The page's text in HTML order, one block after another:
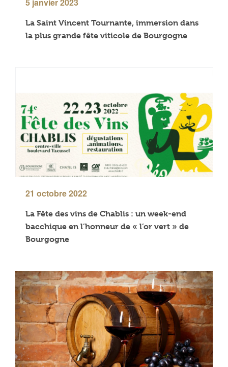
La Saint Vincent Tournante, immersion dans
la plus grande fête viticole de Bourgogne
21 octobre 2022
La Fête des vins de Chablis : un week-end
bacchique en l’honneur de « l’or vert » de
Bourgogne